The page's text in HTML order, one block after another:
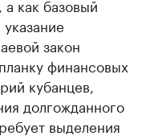
как базовый
закон
финансовых
кубанцев,
долгожданного
выделения